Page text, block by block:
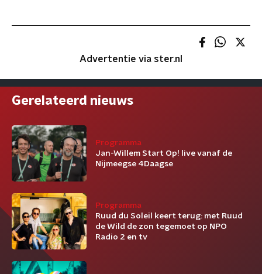
Advertentie via ster.nl
Gerelateerd nieuws
Programma
Jan-Willem Start Op! live vanaf de
Nijmeegse 4Daagse
Programma
Ruud du Soleil keert terug: met Ruud
de Wild de zon tegemoet op NPO
Radio 2 en tv